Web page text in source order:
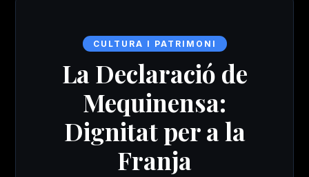
CULTURA I PATRIMONI
La Declaració de
Mequinensa:
Dignitat per a la
Franja